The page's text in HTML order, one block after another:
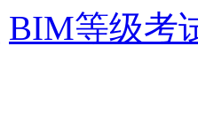
BIM等级考